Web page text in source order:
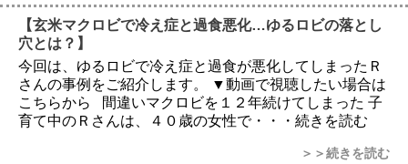
【玄米マクロビで冷え症と過食悪化…ゆるロビの落とし
穴とは？】
今回は、ゆるロビで冷え症と過食が悪化してしまったＲ
さんの事例をご紹介します。 ▼動画で視聴したい場合は
こちらから 間違いマクロビを１２年続けてしまった 子
育て中のＲさんは、４０歳の女性で・・・続きを読む
＞＞続きを読む